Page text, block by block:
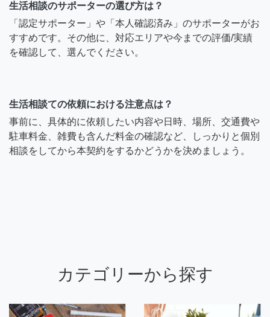
生活相談のサポーターの選び方は？
「認定サポーター」や「本人確認済み」のサポーターがお
すすめです。その他に、対応エリアや今までの評価/実績
を確認して、選んでください。
生活相談ての依頼における注意点は？
事前に、具体的に依頼したい内容や日時、場所、交通費や
駐車料金、雑費も含んだ料金の確認など、しっかりと個別
相談をしてから本契約をするかどうかを決めましょう。
カテゴリーから探す